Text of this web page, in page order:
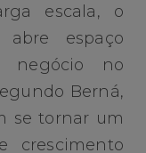
escala, o
abre espaço
negócio no
Berná,
se tornar um
crescimento